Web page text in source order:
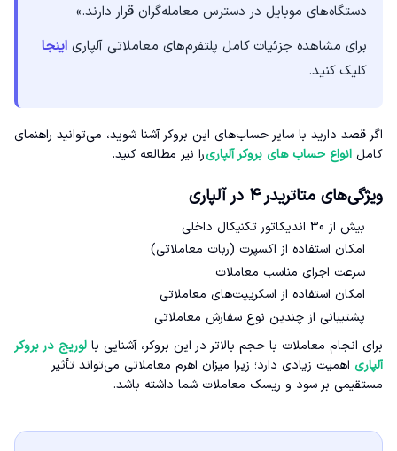
دستگاه‌های موبایل در دسترس معامله‌گران قرار دارند.»
برای مشاهده جزئیات کامل پلتفرم‌های معاملاتی آلپاری اینجا
کلیک کنید.
اگر قصد دارید با سایر حساب‌های این بروکر آشنا شوید، می‌توانید راهنمای
کامل انواع حساب‌ های بروکر آلپاریرا نیز مطالعه کنید.
ویژگی‌های متاتریدر 4 در آلپاری
بیش از 30 اندیکاتور تکنیکال داخلی
امکان استفاده از اکسپرت (ربات معاملاتی)
سرعت اجرای مناسب معاملات
امکان استفاده از اسکریپت‌های معاملاتی
پشتیبانی از چندین نوع سفارش معاملاتی
برای انجام معاملات با حجم بالاتر در این بروکر، آشنایی با لوریج در بروکر
آلپاری اهمیت زیادی دارد؛ زیرا میزان اهرم معاملاتی می‌تواند تأثیر
مستقیمی بر سود و ریسک معاملات شما داشته باشد.